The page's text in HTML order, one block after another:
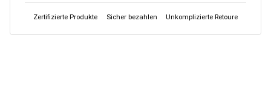
Zertifizierte Produkte Sicher bezahlen Unkomplizierte Retoure